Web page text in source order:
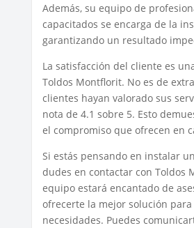
Además, su equipo de
capacitados se encarga de la
garantizando un resultado
La satisfacción del cliente es
Toldos Montflorit. No es de
clientes hayan valorado sus
nota de 4.1 sobre 5. Esto
el compromiso que ofrecen en
Si estás pensando en instalar
dudes en contactar con Toldos
equipo estará encantado de
ofrecerte la mejor solución para
necesidades. Puedes